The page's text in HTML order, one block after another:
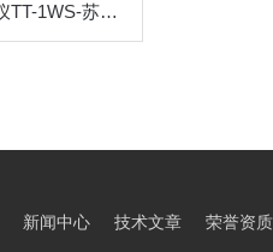
全自动温控蠕变三轴仪TT-1WS-苏州拓测仪器设备有限公司
新闻中心 技术文章 荣誉资质